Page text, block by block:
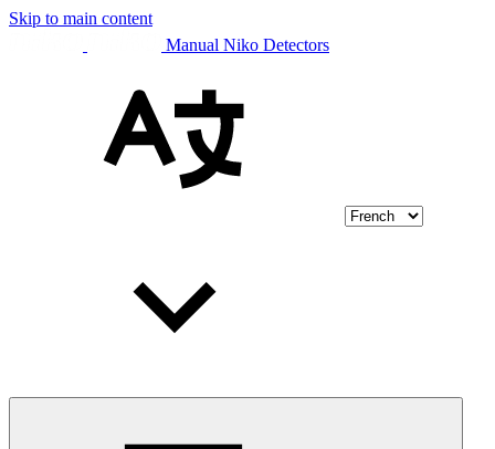
Skip to main content
Manual Niko Detectors